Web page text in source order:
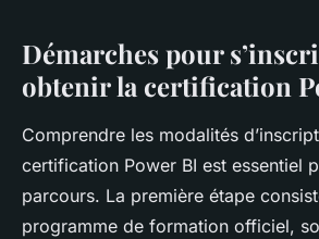
Démarches pour
obtenir la certification
Comprendre les modalités
certification Power BI est essentiel
parcours. La première étape
programme de formation officiel,